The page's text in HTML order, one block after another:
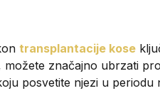
transplantacije kose
možete značajno ubrzati
posvetite njezi u